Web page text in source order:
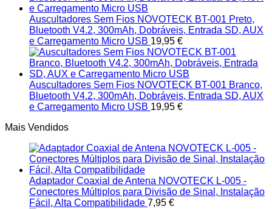
Auscultadores Sem Fios NOVOTECK BT-001 Preto,
Bluetooth V4.2, 300mAh, Dobráveis, Entrada SD, AUX
e Carregamento Micro USB 19,95 €
Auscultadores Sem Fios NOVOTECK BT-001 Branco,
Bluetooth V4.2, 300mAh, Dobráveis, Entrada SD, AUX
e Carregamento Micro USB 19,95 €
Mais Vendidos
Adaptador Coaxial de Antena NOVOTECK L-005 -
Conectores Múltiplos para Divisão de Sinal, Instalação
Fácil, Alta Compatibilidade 7,95 €